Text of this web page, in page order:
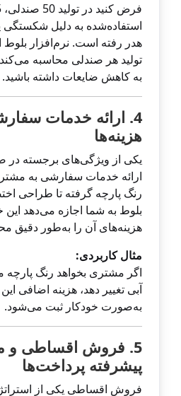
استفاده‌شده به دلیل شکستگی
هدر رفته است. نرم‌افزار بلوط
تولید هر صندلی محاسبه
به کاهش ضایعات داشته باشید.
4. ارائه خدمات
هزینه‌ها
یکی از ویژگی‌های برجسته
ارائه خدمات سفارشی به
رنگ پارچه گرفته تا طراحی
بلوط به شما اجازه می‌دهد
هزینه‌های آن را به‌طور دقیق
مثال کاربردی:
اگر مشتری بخواهد رنگ پارچه
آبی تغییر دهد، هزینه اضافی این
به‌صورت خودکار ثبت می‌شود.
5. فروش اقساطی و
پیشرفته پرداخت‌ها
فروش اقساطی یکی از